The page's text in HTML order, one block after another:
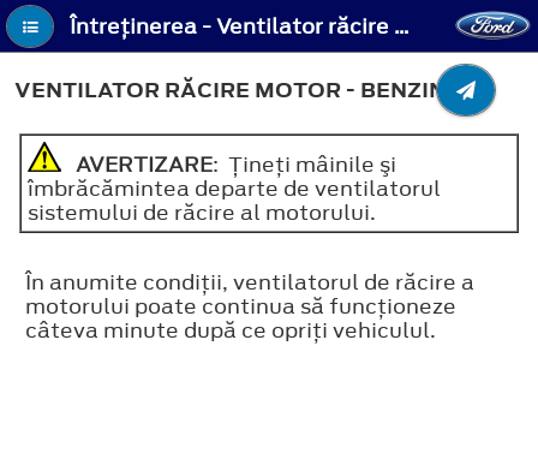
Întreţinerea - Ventilator răcire motor - Benzina
VENTILATOR RĂCIRE MOTOR - BENZINA
AVERTIZARE: Ţineţi mâinile şi
îmbrăcămintea departe de ventilatorul
sistemului de răcire al motorului.
În anumite condiţii, ventilatorul de răcire a
motorului poate continua să funcţioneze
câteva minute după ce opriţi vehiculul.